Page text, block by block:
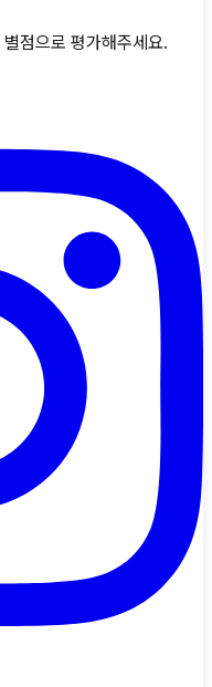
별점으로 평가해주세요.